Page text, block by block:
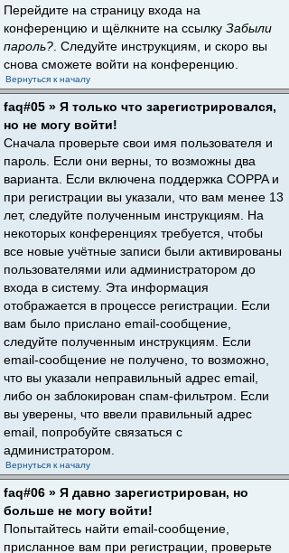
Перейдите на страницу входа на
конференцию и щёлкните на ссылку Забыли
пароль? . Следуйте инструкциям, и скоро вы
снова сможете войти на конференцию.
Вернуться к началу
faq#05 » Я только что зарегистрировался,
но не могу войти!
Сначала проверьте свои имя пользователя и
пароль. Если они верны, то возможны два
варианта. Если включена поддержка COPPA и
при регистрации вы указали, что вам менее 13
лет, следуйте полученным инструкциям. На
некоторых конференциях требуется, чтобы
все новые учётные записи были активированы
пользователями или администратором до
входа в систему. Эта информация
отображается в процессе регистрации. Если
вам было прислано email-сообщение,
следуйте полученным инструкциям. Если
email-сообщение не получено, то возможно,
что вы указали неправильный адрес email,
либо он заблокирован спам-фильтром. Если
вы уверены, что ввели правильный адрес
email, попробуйте связаться с
администратором.
Вернуться к началу
faq#06 » Я давно зарегистрирован, но
больше не могу войти!
Попытайтесь найти email-сообщение,
присланное вам при регистрации, проверьте